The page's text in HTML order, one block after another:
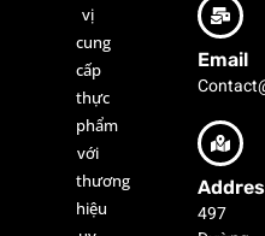
vị
cung
cấp
thực
phẩm
với
thương
hiệu
Email
497